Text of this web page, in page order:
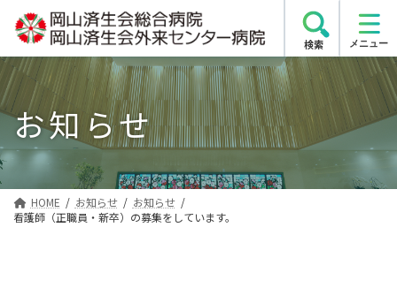
テ
ン
ツ
へ
キ
ッ
ゲ
ー
シ
ョ
に
移
お知らせ
HOME お知らせ
お知らせ
看護師（正職員・新卒）の募集をしています。
検索